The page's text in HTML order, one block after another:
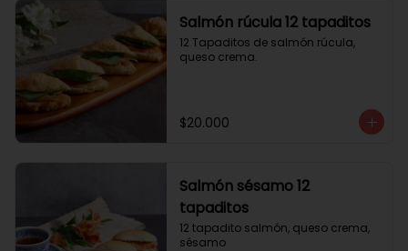
Salmón rúcula 12 tapaditos
12 Tapaditos de salmón rúcula,
queso crema.
$20.000
Salmón sésamo 12
tapaditos
12 tapadito salmón, queso crema,
sésamo